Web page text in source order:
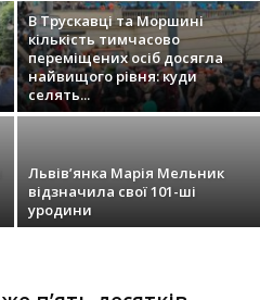
В Трускавці та Моршині
кількість тимчасово
переміщених осіб досягла
найвищого рівня: куди
селять...
Львів’янка Марія Мельник
відзначила свої 101-ші
уродини